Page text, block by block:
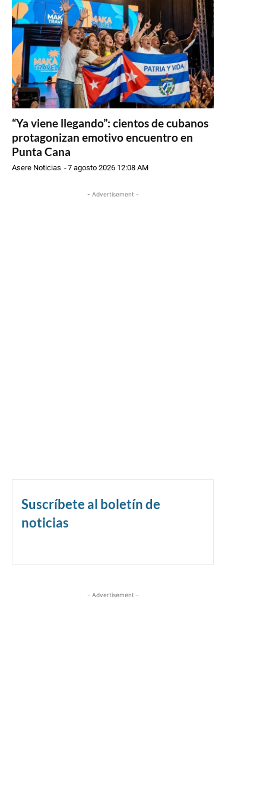
“Ya viene llegando”: cientos de cubanos
protagonizan emotivo encuentro en
Punta Cana
Asere Noticias -7 agosto 2026 12:08 AM
- Advertisement -
Suscríbete al boletín de
noticias
- Advertisement -